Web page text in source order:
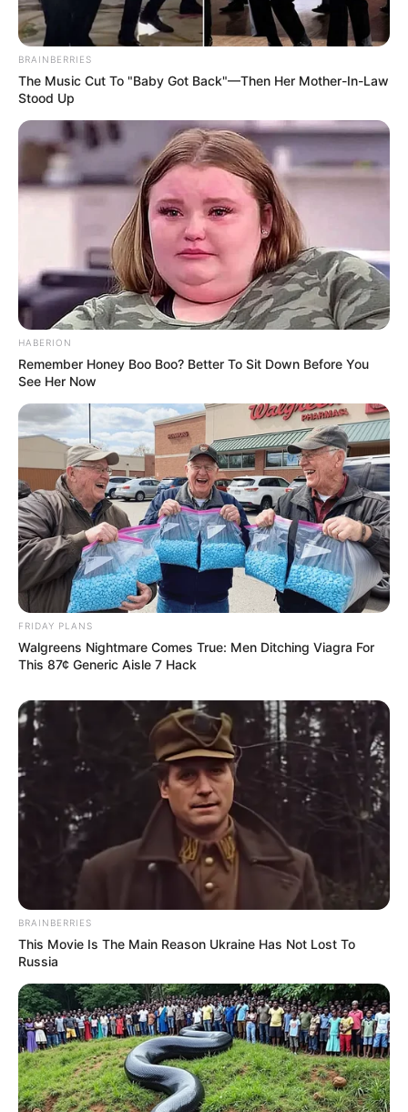
BRAINBERRIES
The Music Cut To "Baby Got Back"—Then Her Mother-In-Law
Stood Up
HABERION
Remember Honey Boo Boo? Better To Sit Down Before You
See Her Now
FRIDAY PLANS
Walgreens Nightmare Comes True: Men Ditching Viagra For
This 87¢ Generic Aisle 7 Hack
BRAINBERRIES
This Movie Is The Main Reason Ukraine Has Not Lost To
Russia